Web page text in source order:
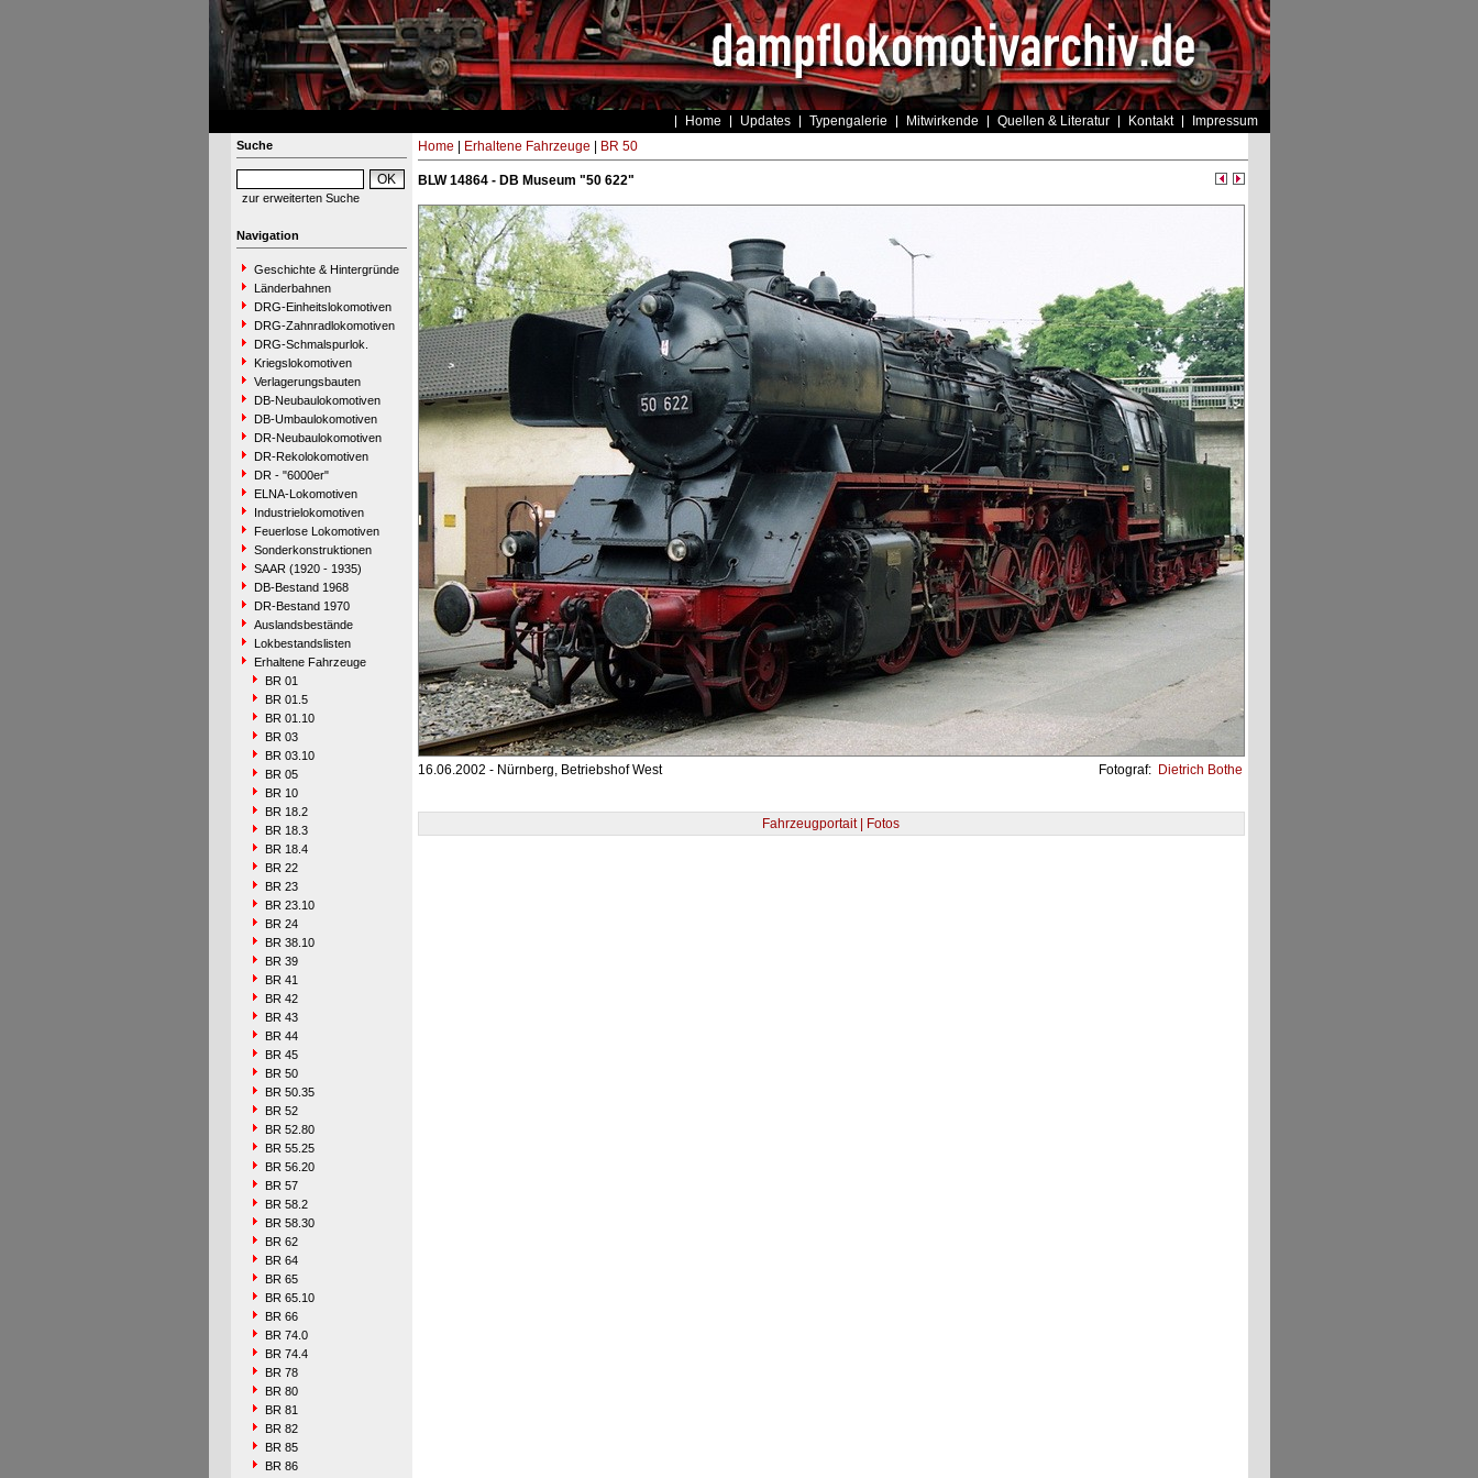
Home Updates Typengalerie Mitwirkende Quellen & Literatur Kontakt Impressum
Suche
zur erweiterten Suche
Navigation
Geschichte & Hintergründe
Länderbahnen
DRG-Einheitslokomotiven
DRG-Zahnradlokomotiven
DRG-Schmalspurlok.
Kriegslokomotiven
Verlagerungsbauten
DB-Neubaulokomotiven
DB-Umbaulokomotiven
DR-Neubaulokomotiven
DR-Rekolokomotiven
DR - "6000er"
ELNA-Lokomotiven
Industrielokomotiven
Feuerlose Lokomotiven
Sonderkonstruktionen
SAAR (1920 - 1935)
DB-Bestand 1968
DR-Bestand 1970
Auslandsbestände
Lokbestandslisten
Erhaltene Fahrzeuge
BR 01
BR 01.5
BR 01.10
BR 03
BR 03.10
BR 05
BR 10
BR 18.2
BR 18.3
BR 18.4
BR 22
BR 23
BR 23.10
BR 24
BR 38.10
BR 39
BR 41
BR 42
BR 43
BR 44
BR 45
BR 50
BR 50.35
BR 52
BR 52.80
BR 55.25
BR 56.20
BR 57
BR 58.2
BR 58.30
BR 62
BR 64
BR 65
BR 65.10
BR 66
BR 74.0
BR 74.4
BR 78
BR 80
BR 81
BR 82
BR 85
BR 86
Home Erhaltene Fahrzeuge BR 50
BLW 14864 - DB Museum "50 622"
16.06.2002 - Nürnberg, Betriebshof West Fotograf: Dietrich Bothe
Fahrzeugportait | Fotos